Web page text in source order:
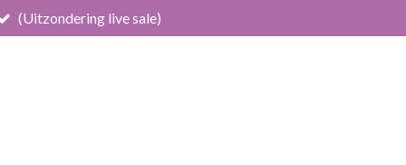
(Uitzondering live sale)